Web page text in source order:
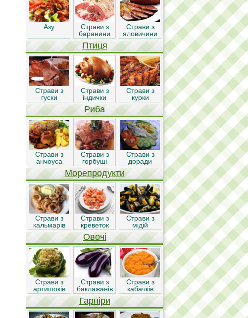
Азу
Страви з
баранини
Страви з
яловичини
Птиця
Страви з
гуски
Страви з
індички
Страви з
курки
Риба
Страви з
анчоуса
Страви з
горбуші
Страви з
доради
Морепродукти
Страви з
кальмарів
Страви з
креветок
Страви з
мідій
Овочі
Страви з
артишоків
Страви з
баклажанів
Страви з
кабачків
Гарніри